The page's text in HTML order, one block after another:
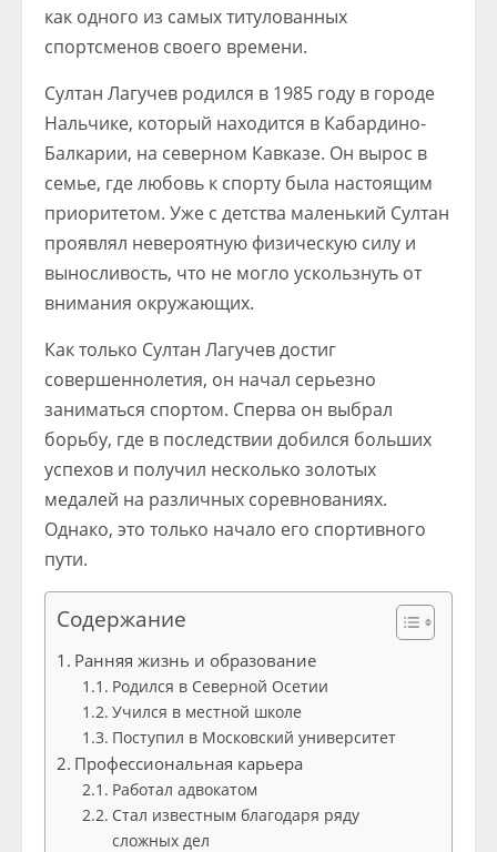
как одного из самых титулованных
спортсменов своего времени.
Султан Лагучев родился в 1985 году в городе
Нальчике, который находится в Кабардино-
Балкарии, на северном Кавказе. Он вырос в
семье, где любовь к спорту была настоящим
приоритетом. Уже с детства маленький Султан
проявлял невероятную физическую силу и
выносливость, что не могло ускользнуть от
внимания окружающих.
Как только Султан Лагучев достиг
совершеннолетия, он начал серьезно
заниматься спортом. Сперва он выбрал
борьбу, где в последствии добился больших
успехов и получил несколько золотых
медалей на различных соревнованиях.
Однако, это только начало его спортивного
пути.
Содержание
Ранняя жизнь и образование
Родился в Северной Осетии
Учился в местной школе
Поступил в Московский университет
Профессиональная карьера
Работал адвокатом
Стал известным благодаря ряду
сложных дел